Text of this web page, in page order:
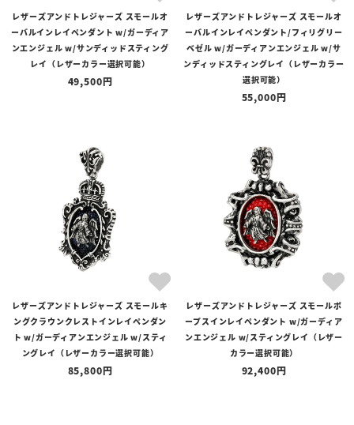
レザーズアンドトレジャーズ スモールオ
ーバルインレイペンダント w/ガーディア
ンエンジェル w/サンディッドスティング
レイ（レザーカラー選択可能）
49,500
レザーズアンドトレジャーズ スモールオ
ーバルインレイペンダント/フィリグリー
ベゼル w/ガーディアンエンジェル w/サ
ンディッドスティングレイ（レザーカラー
選択可能）
55,000
レザーズアンドトレジャーズ スモールキ
ングクラウンクレストインレイペンダン
ト w/ガーディアンエンジェル w/スティ
ングレイ（レザーカラー選択可能）
85,800
レザーズアンドトレジャーズ スモールポ
ープスインレイペンダント w/ガーディア
ンエンジェル w/スティングレイ（レザー
カラー選択可能）
92,400